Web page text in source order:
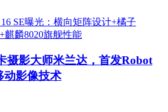
摄影大师米兰达，首发Robot
动影像技术